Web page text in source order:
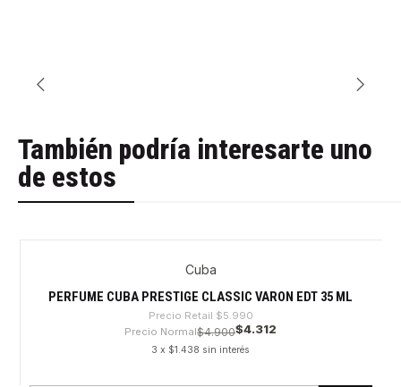
También podría interesarte uno
de estos
Cuba
PERFUME CUBA PRESTIGE CLASSIC VARON EDT 35 ML
Precio Retail $5.990
Precio Normal$4.900$4.312
3 x $1.438 sin interés